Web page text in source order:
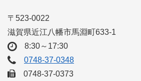
〒523-0022
滋賀県近江八幡市馬淵町633-1
8:30～17:30
0748-37-0348
0748-37-0373